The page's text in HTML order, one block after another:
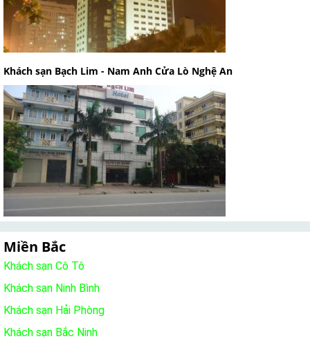
Khách sạn Bạch Lim - Nam Anh Cửa Lò Nghệ An
Miền Bắc
Khách sạn Cô Tô
Khách sạn Ninh Bình
Khách sạn Hải Phòng
Khách sạn Bắc Ninh